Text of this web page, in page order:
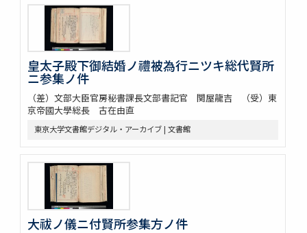
皇太子殿下御結婚ノ禮被為行ニツキ総代賢所
ニ参集ノ件
（差）文部大臣官房秘書課長文部書記官 関屋龍吉 （受）東
京帝國大學総長 古在由直
東京大学文書館デジタル・アーカイブ | 文書館
大祓ノ儀ニ付賢所参集方ノ件